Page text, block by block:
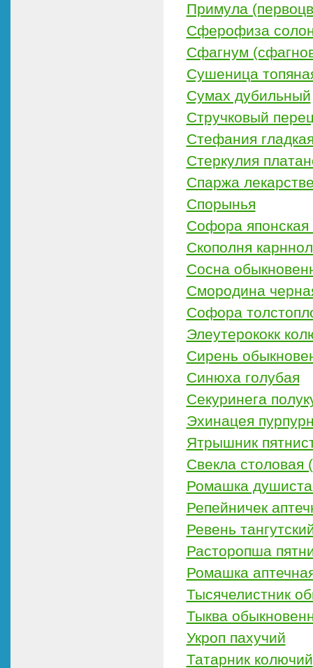
Примула
Сферофиза
Сфагнум
Сушеница
Сумах дубильный
Стручковый
Стефания
Стеркулия
Спаржа
Спорынья
Софора японская
Скополня
Сосна
Смородина
Софора
Элеутерококк
Сирень
Синюха голубая
Секуринега
Эхинацея
Ятрышник
Свекла столовая
Ромашка
Репейничек
Ревень
Расторопша
Ромашка
Тысячелистник
Тыква
Укроп пахучий
Татарник колючий